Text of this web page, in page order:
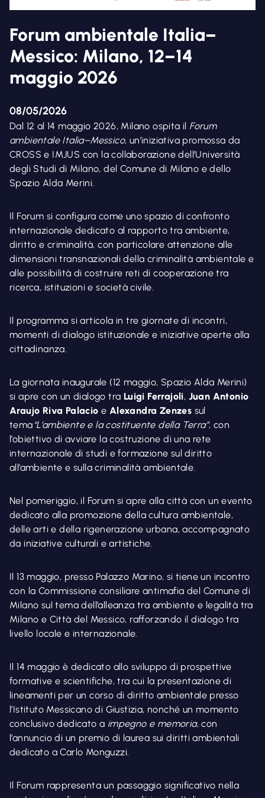
Forum ambientale Italia–
Messico: Milano, 12–14
maggio 2026
08/05/2026
Dal 12 al 14 maggio 2026, Milano ospita il Forum
ambientale Italia–Messico, un’iniziativa promossa da
CROSS e IMJUS con la collaborazione dell’Università
degli Studi di Milano, del Comune di Milano e dello
Spazio Alda Merini.
Il Forum si configura come uno spazio di confronto
internazionale dedicato al rapporto tra ambiente,
diritto e criminalità, con particolare attenzione alle
dimensioni transnazionali della criminalità ambientale e
alle possibilità di costruire reti di cooperazione tra
ricerca, istituzioni e società civile.
Il programma si articola in tre giornate di incontri,
momenti di dialogo istituzionale e iniziative aperte alla
cittadinanza.
La giornata inaugurale (12 maggio, Spazio Alda Merini)
si apre con un dialogo tra Luigi Ferrajoli, Juan Antonio
Araujo Riva Palacio e Alexandra Zenzes sul
tema “L’ambiente e la costituente della Terra”, con
l’obiettivo di avviare la costruzione di una rete
internazionale di studi e formazione sul diritto
all’ambiente e sulla criminalità ambientale.
Nel pomeriggio, il Forum si apre alla città con un evento
dedicato alla promozione della cultura ambientale,
delle arti e della rigenerazione urbana, accompagnato
da iniziative culturali e artistiche.
Il 13 maggio, presso Palazzo Marino, si tiene un incontro
con la Commissione consiliare antimafia del Comune di
Milano sul tema dell’alleanza tra ambiente e legalità tra
Milano e Città del Messico, rafforzando il dialogo tra
livello locale e internazionale.
Il 14 maggio è dedicato allo sviluppo di prospettive
formative e scientifiche, tra cui la presentazione di
lineamenti per un corso di diritto ambientale presso
l’Istituto Messicano di Giustizia, nonché un momento
conclusivo dedicato a impegno e memoria, con
l’annuncio di un premio di laurea sui diritti ambientali
dedicato a Carlo Monguzzi.
Il Forum rappresenta un passaggio significativo nella